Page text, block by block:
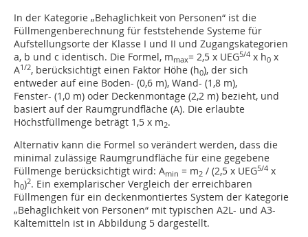
In der Kategorie „Behaglichkeit von Personen“ ist die
Füllmengenberechnung für feststehende Systeme für
Aufstellungsorte der Klasse I und II und Zugangskategorien
a, b und c identisch. Die Formel, mmax= 2,5 x UEG5/4 x h0 x
A1/2, berücksichtigt einen Faktor Höhe (h0), der sich
entweder auf eine Boden- (0,6 m), Wand- (1,8 m),
Fenster- (1,0 m) oder Deckenmontage (2,2 m) bezieht, und
basiert auf der Raumgrundfläche (A). Die erlaubte
Höchstfüllmenge beträgt 1,5 x m2.
Alternativ kann die Formel so verändert werden, dass die
minimal zulässige Raumgrundfläche für eine gegebene
Füllmenge berücksichtigt wird: Amin = m2 / (2,5 x UEG5/4 x
h0)2. Ein exemplarischer Vergleich der erreichbaren
Füllmengen für ein deckenmontiertes System der Kategorie
„Behaglichkeit von Personen“ mit typischen A2L- und A3-
Kältemitteln ist in Abbildung 5 dargestellt.